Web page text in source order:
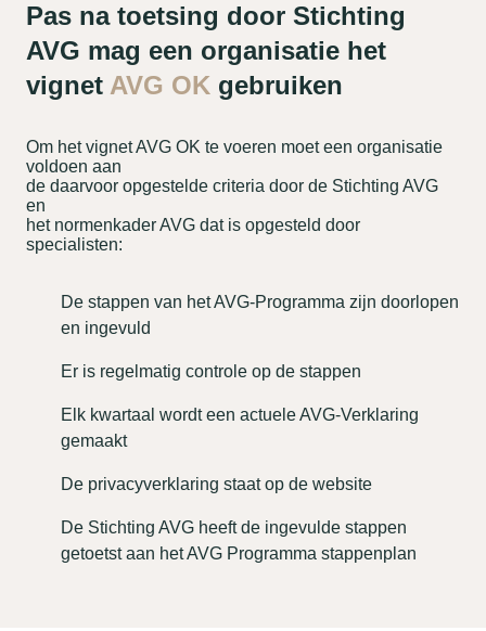
Pas na toetsing door Stichting
AVG mag een organisatie het
vignet AVG OK gebruiken
Om het vignet AVG OK te voeren moet een organisatie
voldoen aan
de daarvoor opgestelde criteria door de Stichting AVG
en
het normenkader AVG dat is opgesteld door
specialisten:
De stappen van het AVG-Programma zijn doorlopen
en ingevuld
Er is regelmatig controle op de stappen
Elk kwartaal wordt een actuele AVG-Verklaring
gemaakt
De privacyverklaring staat op de website
De Stichting AVG heeft de ingevulde stappen
getoetst aan het AVG Programma stappenplan